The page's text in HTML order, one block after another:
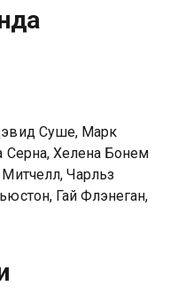
Суше, Марк
Серна, Хелена Бонем
Чарльз
Гай Флэнеган,